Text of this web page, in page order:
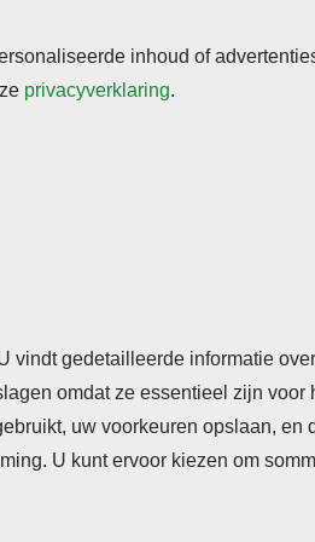
inhoud of
privacyverklaring.
gedetailleerde informatie
omdat ze essentieel zijn
uw voorkeuren opslaan,
U kunt ervoor kiezen om